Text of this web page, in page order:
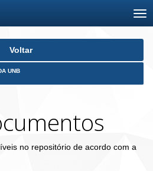
Voltar
UNB
no repositório de acordo com a